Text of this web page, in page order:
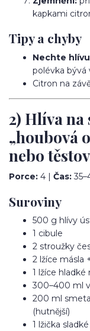
kapkami
Tipy a chyby
Nechte
polévka bývá
Citron na
2) Hlíva na
„houbová
nebo
Porce: 4 | Čas:
Suroviny
500 g hlívy
1 cibule
2 stroužky
2 lžíce másla
1 lžíce
300–400 ml
200 ml
(hutnější)
1 lžička